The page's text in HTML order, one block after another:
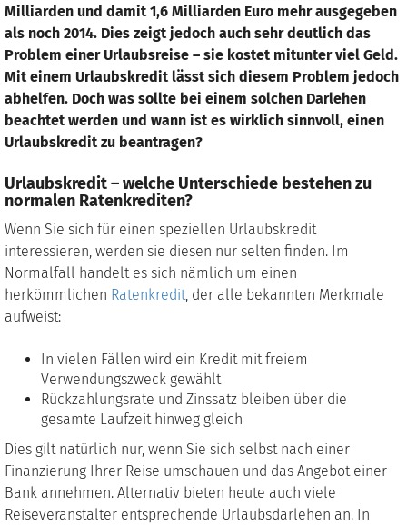
Milliarden und damit 1,6 Milliarden Euro mehr ausgegeben
als noch 2014. Dies zeigt jedoch auch sehr deutlich das
Problem einer Urlaubsreise – sie kostet mitunter viel Geld.
Mit einem Urlaubskredit lässt sich diesem Problem jedoch
abhelfen. Doch was sollte bei einem solchen Darlehen
beachtet werden und wann ist es wirklich sinnvoll, einen
Urlaubskredit zu beantragen?
Urlaubskredit – welche Unterschiede bestehen zu
normalen Ratenkrediten?
Wenn Sie sich für einen speziellen Urlaubskredit
interessieren, werden sie diesen nur selten finden. Im
Normalfall handelt es sich nämlich um einen
herkömmlichen Ratenkredit, der alle bekannten Merkmale
aufweist:
In vielen Fällen wird ein Kredit mit freiem
Verwendungszweck gewählt
Rückzahlungsrate und Zinssatz bleiben über die
gesamte Laufzeit hinweg gleich
Dies gilt natürlich nur, wenn Sie sich selbst nach einer
Finanzierung Ihrer Reise umschauen und das Angebot einer
Bank annehmen. Alternativ bieten heute auch viele
Reiseveranstalter entsprechende Urlaubsdarlehen an. In